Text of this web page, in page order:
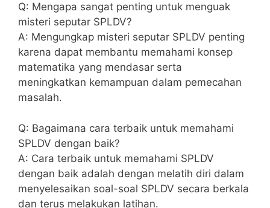
Q: Mengapa sangat⁤ penting untuk menguak
misteri seputar SPLDV?
A: Mengungkap‍ misteri⁤ seputar SPLDV⁤ penting
karena⁣ dapat membantu ⁤memahami ​konsep​
matematika yang ​mendasar⁢ serta
meningkatkan kemampuan dalam pemecahan
⁤masalah.
Q: Bagaimana⁤ cara terbaik untuk memahami
SPLDV dengan‍ baik?
A: Cara terbaik untuk memahami SPLDV
dengan baik adalah dengan melatih diri dalam
menyelesaikan soal-soal SPLDV secara ⁤berkala
dan terus⁢ melakukan latihan.